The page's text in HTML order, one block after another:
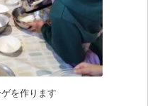
を作ります